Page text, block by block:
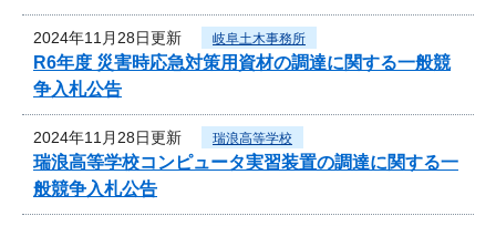
2024年11月28日更新 岐阜土木事務所
R6年度 災害時応急対策用資材の調達に関する一般競
争入札公告
2024年11月28日更新 瑞浪高等学校
瑞浪高等学校コンピュータ実習装置の調達に関する一
般競争入札公告